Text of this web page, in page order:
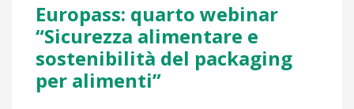
Europass: quarto webinar
“Sicurezza alimentare e
sostenibilità del packaging
per alimenti”